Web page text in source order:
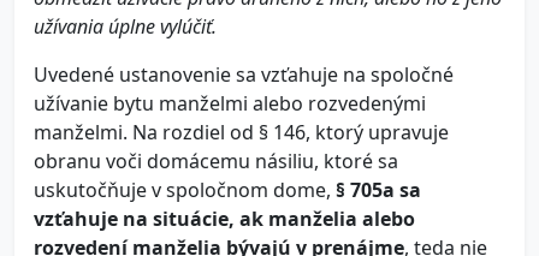
užívania úplne vylúčiť.
Uvedené ustanovenie sa vzťahuje na spoločné
užívanie bytu manželmi alebo rozvedenými
manželmi. Na rozdiel od § 146, ktorý upravuje
obranu voči domácemu násiliu, ktoré sa
uskutočňuje v spoločnom dome, § 705a sa
vzťahuje na situácie, ak manželia alebo
rozvedení manželia bývajú v prenájme, teda nie